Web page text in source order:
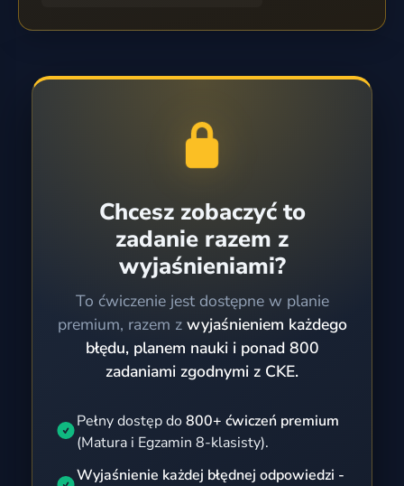
Chcesz zobaczyć to
zadanie razem z
wyjaśnieniami?
To ćwiczenie jest dostępne w planie
premium, razem z wyjaśnieniem każdego
błędu, planem nauki i ponad 800
zadaniami zgodnymi z CKE.
Pełny dostęp do800+ ćwiczeń premium
(Matura i Egzamin 8-klasisty).
Wyjaśnienie każdej błędnej odpowiedzi -